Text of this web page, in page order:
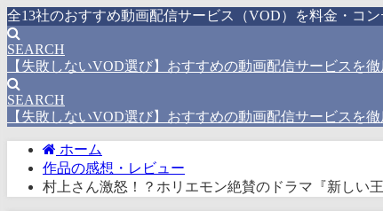
全13社のおすすめ動画配信サービス（VOD）を料金・コ
SEARCH
【失敗しないVOD選び】おすすめの動画配信サービスを徹
SEARCH
【失敗しないVOD選び】おすすめの動画配信サービスを徹
ホーム
作品の感想・レビュー
村上さん激怒！？ホリエモン絶賛のドラマ『新しい